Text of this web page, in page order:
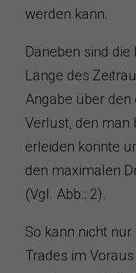
werden kann.
Daneben sind
Länge des
Angabe über
Verlust, den man
erleiden konnte
den maximalen
(Vgl. Abb.: 2).
So kann nicht nur
Trades im